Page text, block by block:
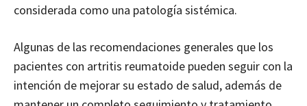
considerada como una patología sistémica.
Algunas de las recomendaciones generales que los
pacientes con artritis reumatoide pueden seguir con la
intención de mejorar su estado de salud, además de